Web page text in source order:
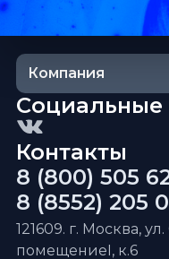
Компания
Контакты
8 (800) 505
8 (8552) 205
121609. г. Москва,
помещениеI, к.6
Социальные